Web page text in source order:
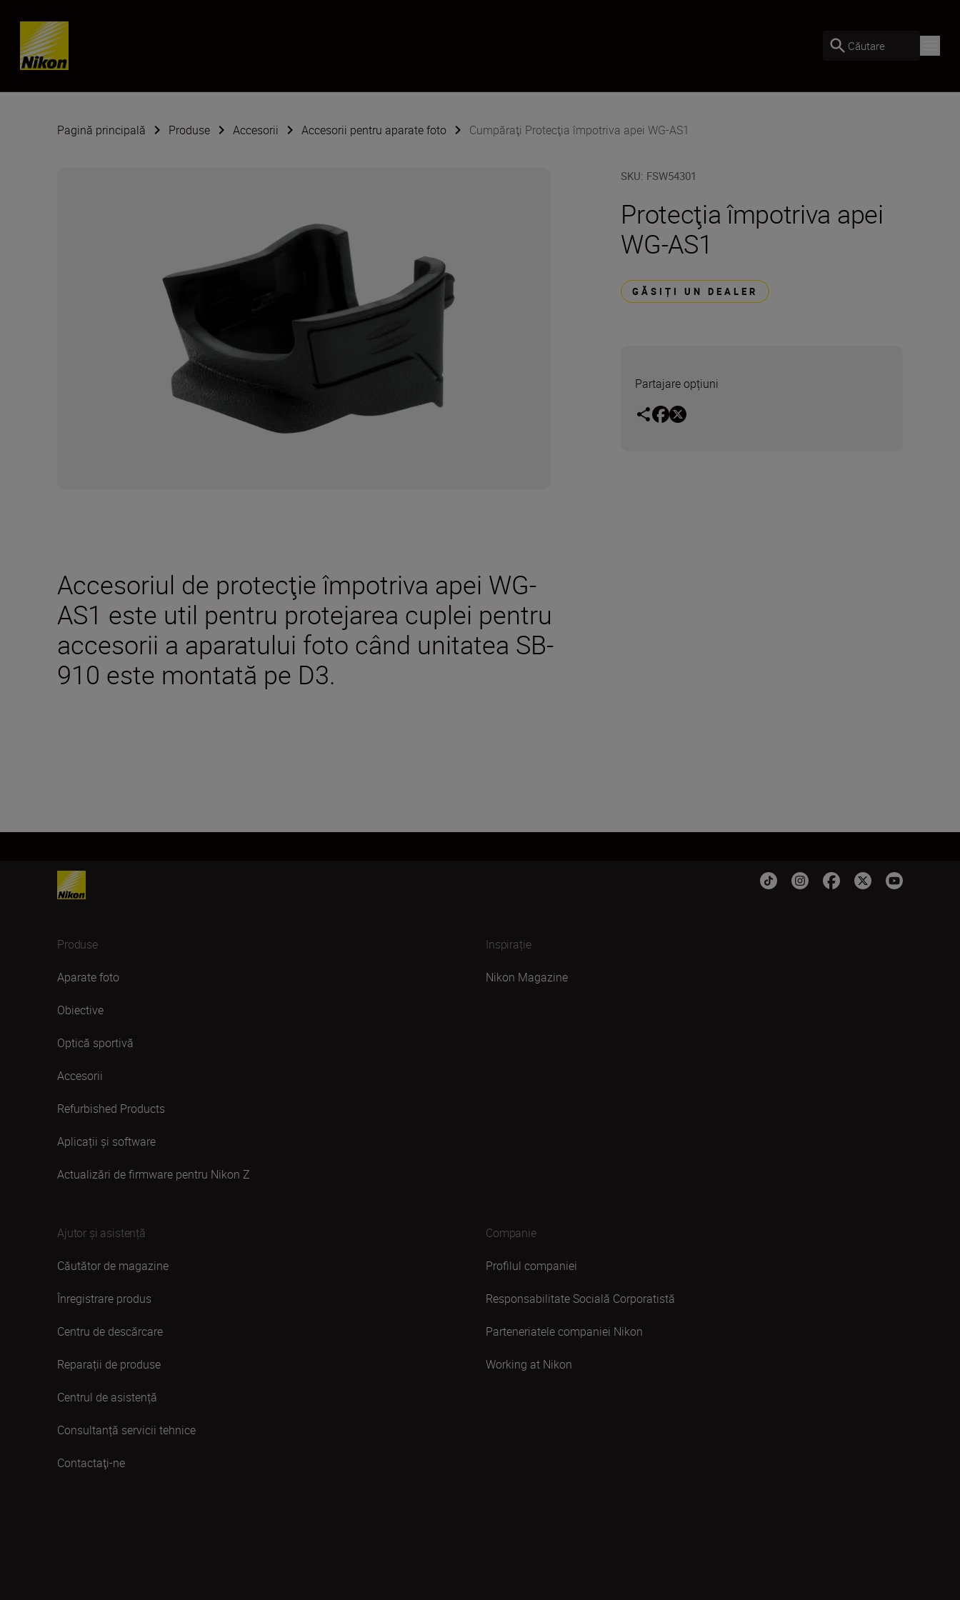
Skip content
Căutare
Pagină principală Produse Accesorii Accesorii pentru aparate foto Cumpăraţi Protecţia împotriva apei WG-AS1
SKU: FSW54301
Protecţia împotriva apei
WG-AS1
GĂSIȚI UN DEALER
Partajare opțiuni
Accesoriul de protecţie împotriva apei WG-
AS1 este util pentru protejarea cuplei pentru
accesorii a aparatului foto când unitatea SB-
910 este montată pe D3.
Produse
Aparate foto
Obiective
Optică sportivă
Accesorii
Refurbished Products
Aplicații și software
Actualizări de firmware pentru Nikon Z
Inspirație
Nikon Magazine
Ajutor și asistență
Căutător de magazine
Înregistrare produs
Centru de descărcare
Reparații de produse
Centrul de asistență
Consultanță servicii tehnice
Contactaţi-ne
Companie
Profilul companiei
Responsabilitate Socială Corporatistă
Parteneriatele companiei Nikon
Working at Nikon